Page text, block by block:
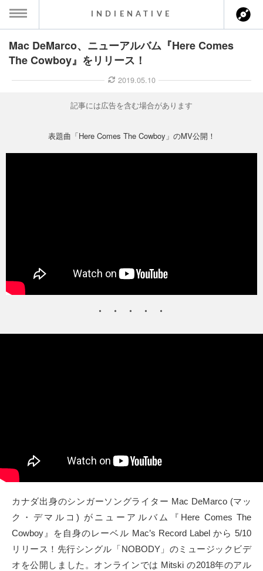
MENU
クト
Soundcloud
INDIENATIVE
Mac DeMarco、ニューアルバム『Here Comes
The Cowboy』をリリース！
2019.05.10
記事には広告を含む場合があります
表題曲「Here Comes The Cowboy」のMV公開！
カナダ出身のシンガーソングライター Mac DeMarco (マッ
ク・デマルコ) がニューアルバム『Here Comes The
Cowboy』を自身のレーベル Mac’s Record Label から 5/10
リリース！先行シングル「NOBODY」のミュージックビデ
オを公開しました。オンラインでは Mitski の2018年のアル